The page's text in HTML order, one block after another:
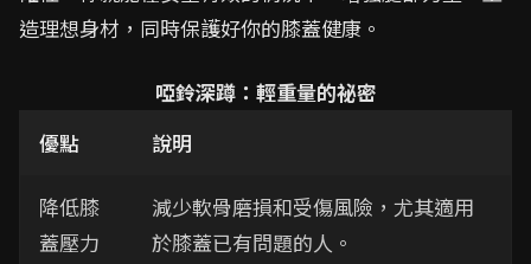
造理想身材，同時保護好你的膝蓋健康。
啞鈴深蹲：輕重量的祕密
優點
說明
降低膝
蓋壓力
減少軟骨磨損和受傷風險，尤其適用
於膝蓋已有問題的人。